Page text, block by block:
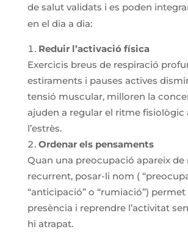
de salut validats i es poden
en el dia a dia:
Reduir l’activació física
Exercicis breus de respiració
estiraments i pauses actives
tensió muscular, milloren la
ajuden a regular el ritme fisiològic
l’estrès.
Ordenar els pensaments
Quan una preocupació apareix de
recurrent, posar-li nom (
“anticipació” o “rumiació”)
presència i reprendre l’activitat
hi atrapat.